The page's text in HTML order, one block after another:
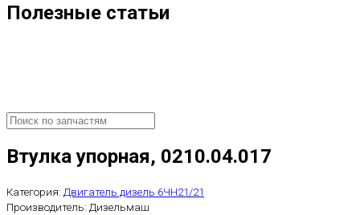
Полезные статьи
Втулка упорная, 0210.04.017
Категория: Двигатель дизель 6ЧН21/21
Производитель: Дизельмаш